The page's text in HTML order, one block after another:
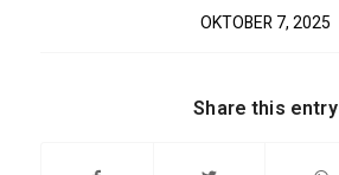
OKTOBER 7, 2025
Share this entry